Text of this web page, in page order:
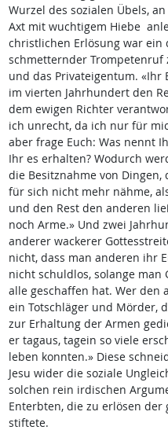
Wurzel des sozialen Übels,
Axt mit wuchtigem Hiebe
christlichen Erlösung war
schmetternder Trompetenruf
und das Privateigentum. «Ihr
im vierten Jahrhundert den
dem ewigen Richter
ich unrecht, da ich nur für
aber frage Euch: Was nennt
Ihr es erhalten? Wodurch
die Besitznahme von
für sich nicht mehr nähme,
und den Rest den anderen
noch Arme.» Und zwei
anderer wackerer
nicht, dass man anderen ihr
nicht schuldlos, solange
alle geschaffen hat. Wer den
ein Totschläger und Mörder,
zur Erhaltung der Armen
er tagaus, tagein so viele
leben konnten.» Diese
Jesu wider die soziale
solchen rein irdischen
Enterbten, die zu erlösen der
stiftete.